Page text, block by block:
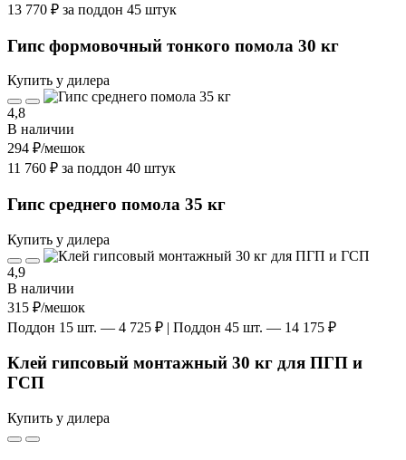
13 770 ₽ за поддон 45 штук
Гипс формовочный тонкого помола 30 кг
Купить у дилера
4,8
В наличии
294 ₽/мешок
11 760 ₽ за поддон 40 штук
Гипс среднего помола 35 кг
Купить у дилера
4,9
В наличии
315 ₽/мешок
Поддон 15 шт. — 4 725 ₽ | Поддон 45 шт. — 14 175 ₽
Клей гипсовый монтажный 30 кг для ПГП и
ГСП
Купить у дилера